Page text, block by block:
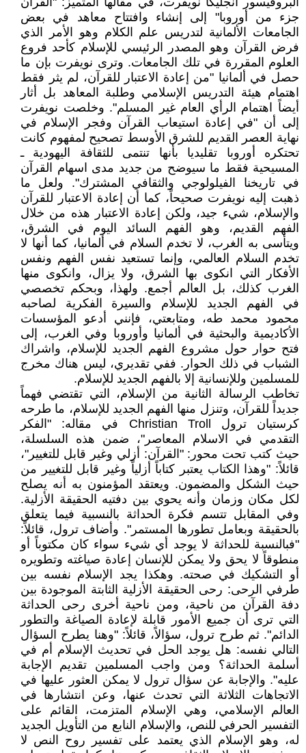
جزء من أوروبا" إلى إنشاء وافتتاح معاهد في بعض
الجامعات الألمانية لتدريس علم الكلام وهو الأمر الذي
فرض القرآن وهو المصدر الرئيسي للإسلام كأحد فروع
العلوم المقررة في تلك الجامعات. وترى نويفرت بإن ما
حصل في ألمانيا "من إعادة الاعتبار للقرآن، لم يثر فقط
اهتمام هيئة التدريس الإسلامي وطلبة المعاهد بل أثار
أيضاً اهتمام الرأي العام غير المسلم". وخلصت نويفرت
إلى أن "في إعادة استيعاب القرآن وفجر الإسلام في
نهاية العصر القديم للشرق الأوسط تصحيح لمفهوم كانت
تحتكره أوروبا تقليديا بأنها تنتمى للثقافة اليهودية ـ
المسيحية فقط ما سيوضح من جديد مدى اسهام القرآن
في تاريخنا الفيلولوجي والثقافي المشترك". ولعل ما
ذهبت إليه نويفرت صحيحاً، كما أن إعادة الاعتبار للقرآن
والإسلام، شيء جيد، ولكن إعادة الاعتبار هذه من خلال
الفهم القديم، وهو الفهم السائد اليوم في الشرق،
ويتأسى به الغرب، لا تخدم السلام في ألمانيا، كما أنها لا
تخدم السلام العالمي، وإنما تستعيد نفس الفهم ونفس
الأفكار التي انكوى بها الشرق، ولا يزال، وانكوى منها
الغرب كذلك، بل العالم أجمع. ولهذا، وبحكم تخصصي
في الفهم الجديد للإسلام والسيرة الفكرية لصاحبه
محمود محمد طه، ومتابعتي، فإنني أدعو المؤسسات
الأكاديمية والبحثية في ألمانيا وأوروبا وفي الغرب، إلى
فتح حوار حول مشروع الفهم الجديد للإسلام، واشراك
الشباب في ذلك الحوار. ففي تقديري، ليس هناك مخرج
للمسلمين وللإنسانية إلا بالفهم الجديد للإسلام.
تخاطب الرسالة الثانية من الإسلام، التي تقتضي فهماً
جديداً للقرآن، وتنزل منها الفهم الجديد للإسلام، ما طرحه
كرستيان ترول Christian Troll في مقاله: "الفكر
التقدمي في الاسلام المعاصر"، ضمن هذه السلسلة،
حيث كتب تحت محور: "القرآن: أزلي وغير قابل للتغيير"،
قائلاً: "وهذا الكتاب يعتبر كتاباً أزلياً وغير قابل للتغيير من
حيث الشكل والمضمون. ويعتقد المؤمنون به أنه يصلح
لكل مكان وزمان وأنه يحوي بين دفتيه الحقيقة الأزلية.
وفي المقابل تتسم فكرة الحداثة بالنسبية فيما يتعلق
بالحقيقة وبعامل تطورها المستمر". وأضاف ترول، قائلاً:
"فبالنسبة للحداثة لا يوجد أي شيء سواء كان مكتوباً أو
منطوقاً لا يحق ولا يمكن للإنسان إعادة صياغته وتطويره
أو التشكيك في صحته. وهكذا يجد الإسلام نفسه بين
طرفي الرحى: رحى الحقيقة الأزلية الثابتة الموجودة بين
دفة القرآن من ناحية، ومن ناحية أخرى رحى الحداثة
التي ترى أن جميع الأمور قابلة لإعادة الصياغة والتطور
الدائم". ثم طرح ترول، سؤالاً، قائلاً: "وهنا يطرح السؤال
التالي نفسه: هل يوجد الحل في تحديث الإسلام أم في
أسلمة الحداثة؟ ومن واجب المسلمين تقديم الإجابة
عليه". والإجابة عن سؤال ترول لا يمكن العثور عليها في
الاتجاهات الثلاثة التي تحدث عنها، وعن انتشارها في
العالم الإسلامي، وهي الإسلام المتزمت، القائم على
التفسير الحرفي للنص، والإسلام النابع من التأويل الجديد
له، وهو الإسلام الذي يعتمد على تفسير روح النص لا